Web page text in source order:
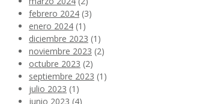
febrero 2024 (3)
enero 2024 (1)
diciembre 2023 (1)
noviembre 2023 (2)
octubre 2023 (2)
septiembre 2023 (1)
julio 2023 (1)
junio 2023 (4)